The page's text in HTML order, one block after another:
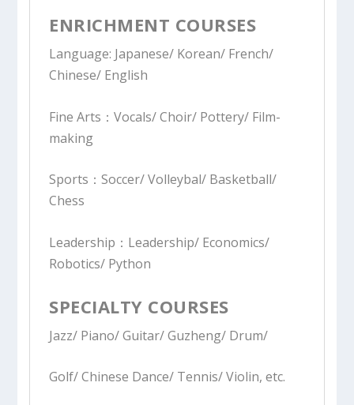
ENRICHMENT COURSES
Language: Japanese/ Korean/ French/
Chinese/ English
Fine Arts：Vocals/ Choir/ Pottery/ Film-
making
Sports：Soccer/ Volleybal/ Basketball/
Chess
Leadership： Leadership/ Economics/
Robotics/ Python
SPECIALTY COURSES
Jazz/ Piano/ Guitar/ Guzheng/ Drum/
Golf/ Chinese Dance/ Tennis/ Violin, etc.